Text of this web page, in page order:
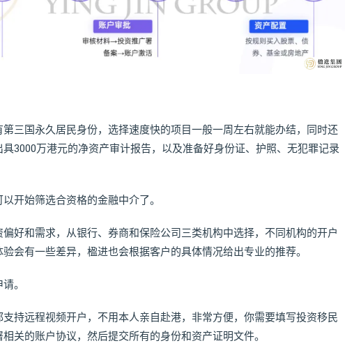
三国永久居民身份，选择速度快的项目一般一周左右就能办结，同时还
3000万港元的净资产审计报告，以及准备好身份证、护照、无犯罪记录
开始筛选合资格的金融中介了。
好和需求，从银行、券商和保险公司三类机构中选择，不同机构的开户
会有一些差异，楹进也会根据客户的具体情况给出专业的推荐。
。
持远程视频开户，不用本人亲自赴港，非常方便，你需要填写投资移民
关的账户协议，然后提交所有的身份和资产证明文件。